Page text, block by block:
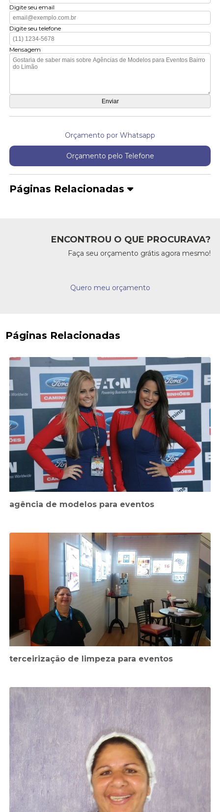
Digite seu email
Digite seu telefone
Mensagem
Orçamento por Whatsapp
Orçamento pelo Telefone
Páginas Relacionadas
ENCONTROU O QUE PROCURAVA?
Faça seu orçamento grátis agora mesmo!
Quero meu orçamento
Páginas Relacionadas
agência de modelos para eventos
terceirização de limpeza para eventos